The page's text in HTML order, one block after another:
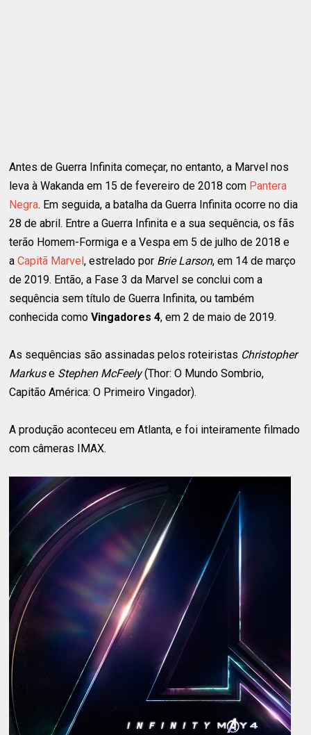
Antes de Guerra Infinita começar, no entanto, a Marvel nos
leva à Wakanda em 15 de fevereiro de 2018 com Pantera
Negra. Em seguida, a batalha da Guerra Infinita ocorre no dia
28 de abril. Entre a Guerra Infinita e a sua sequência, os fãs
terão Homem-Formiga e a Vespa em 5 de julho de 2018 e
aCapitã Marvel, estrelado por Brie Larson, em 14 de março
de 2019. Então, a Fase 3 da Marvel se conclui com a
sequência sem título de Guerra Infinita, ou também
conhecida comoVingadores 4, em 2 de maio de 2019.
As sequências são assinadas pelos roteiristas Christopher
Markuse Stephen McFeely(Thor: O Mundo Sombrio,
Capitão América: O Primeiro Vingador).
A produção aconteceu em Atlanta, e foi inteiramente filmado
com câmeras IMAX.